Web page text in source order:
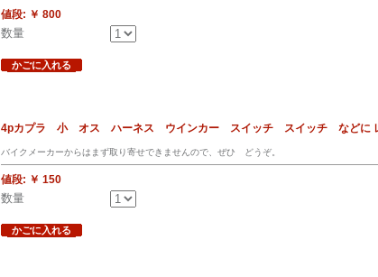
値段: ￥ 800
数量
かごに入れる
4pカプラ 小 オス ハーネス ウインカー スイッチ スイッチ などに
バイクメーカーからはまず取り寄せできませんので、ぜひ どうぞ。
値段: ￥ 150
数量
かごに入れる